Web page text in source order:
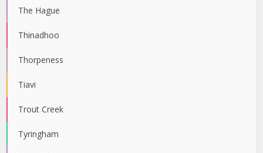
The Hague
Thinadhoo
Thorpeness
Tiavi
Trout Creek
Tyringham